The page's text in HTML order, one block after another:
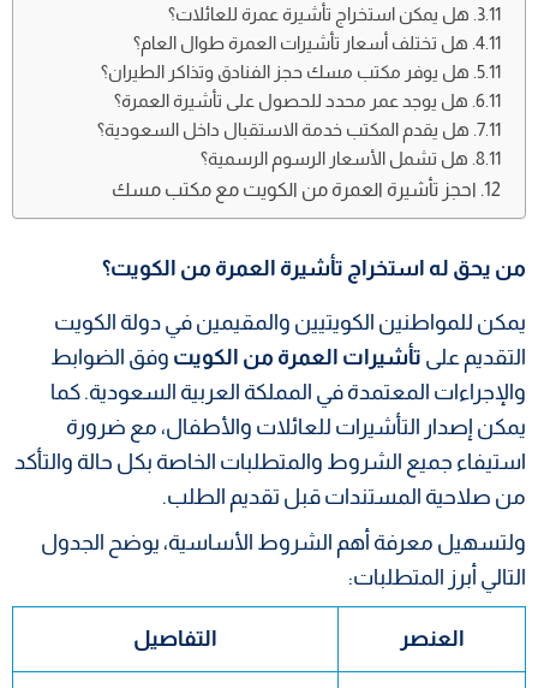
هل يمكن استخراج تأشيرة عمرة للعائلات؟
هل تختلف أسعار تأشيرات العمرة طوال العام؟
هل يوفر مكتب مسك حجز الفنادق وتذاكر الطيران؟
هل يوجد عمر محدد للحصول على تأشيرة العمرة؟
هل يقدم المكتب خدمة الاستقبال داخل السعودية؟
هل تشمل الأسعار الرسوم الرسمية؟
احجز تأشيرة العمرة من الكويت مع مكتب مسك
من يحق له استخراج تأشيرة العمرة من الكويت؟
يمكن للمواطنين الكويتيين والمقيمين في دولة الكويت
التقديم على تأشيرات العمرة من الكويت وفق الضوابط
والإجراءات المعتمدة في المملكة العربية السعودية. كما
يمكن إصدار التأشيرات للعائلات والأطفال، مع ضرورة
استيفاء جميع الشروط والمتطلبات الخاصة بكل حالة والتأكد
من صلاحية المستندات قبل تقديم الطلب.
ولتسهيل معرفة أهم الشروط الأساسية، يوضح الجدول
التالي أبرز المتطلبات:
العنصر التفاصيل